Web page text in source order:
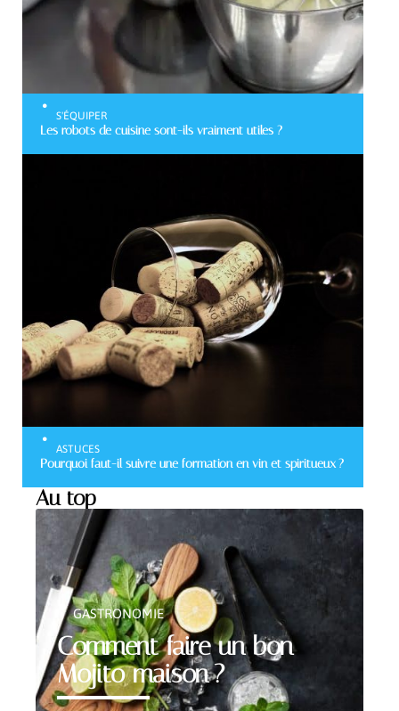
S'ÉQUIPER
Les robots de cuisine sont-ils vraiment utiles ?
ASTUCES
Pourquoi faut-il suivre une formation en vin et spiritueux ?
Au top
Comment faire un bon
Mojito maison ?
GASTRONOMIE